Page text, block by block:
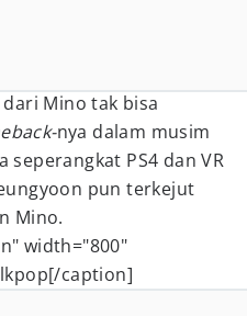
Mino tak bisa
nya dalam musim
PS4 dan VR
pun terkejut
Mino.
width="800"
caption]